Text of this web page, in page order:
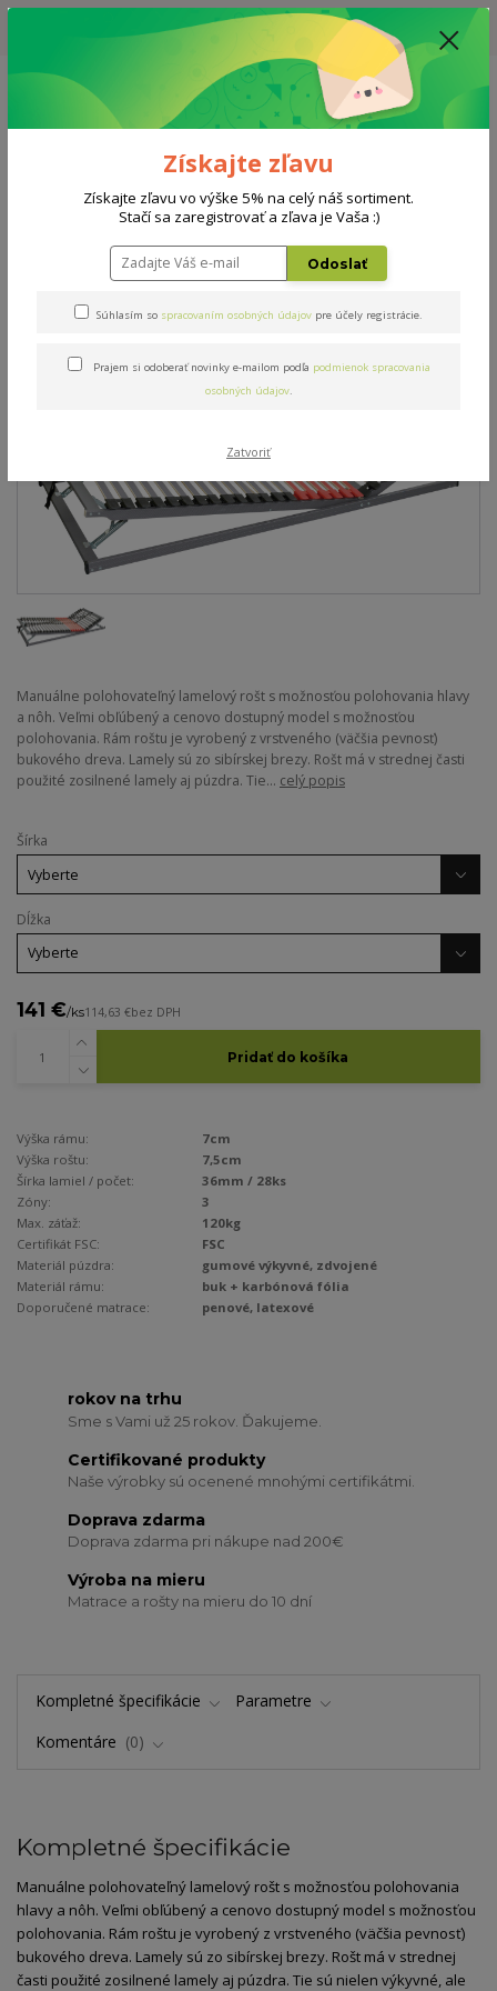
UPOZORNENIE: AKTUÁLNA DODACIA LEHOTA NA MATRACE, ROŠTY A
DOPLNKY - 10-15 PRACOVNÝCH DNÍ
0908 777 700 Po-So: 10-18 hod.
0 €
Flex expert R6
Flex expert R6
Manuálne polohovateľný lamelový rošt s možnosťou polohovania hlavy
a nôh. Veľmi obľúbený a cenovo dostupný model s možnosťou
polohovania. Rám roštu je vyrobený z vrstveného (väčšia pevnosť)
bukového dreva. Lamely sú zo sibírskej brezy. Rošt má v strednej časti
použité zosilnené lamely aj púzdra. Tie... celý popis
Šírka
Dĺžka
141 €/ks114,63 €bez DPH
Pridať do košíka
Výška rámu:
7cm
Výška roštu:
7,5cm
Šírka lamiel / počet:
36mm / 28ks
Zóny:
3
Max. záťaž:
120kg
Certifikát FSC:
FSC
Materiál púzdra:
gumové výkyvné, zdvojené
Materiál rámu:
buk + karbónová fólia
Doporučené matrace:
penové, latexové
rokov na trhu
Sme s Vami už 25 rokov. Ďakujeme.
Certifikované produkty
Naše výrobky sú ocenené mnohými certifikátmi.
Doprava zdarma
Doprava zdarma pri nákupe nad 200€
Výroba na mieru
Matrace a rošty na mieru do 10 dní
Kompletné špecifikácie
Parametre
Komentáre
0
Kompletné špecifikácie
Manuálne polohovateľný lamelový rošt s možnosťou polohovania
hlavy a nôh. Veľmi obľúbený a cenovo dostupný model s možnosťou
polohovania. Rám roštu je vyrobený z vrstveného (väčšia pevnosť)
bukového dreva. Lamely sú zo sibírskej brezy. Rošt má v strednej
časti použité zosilnené lamely aj púzdra. Tie sú nielen výkyvné, ale
Získajte zľavu
Získajte zľavu vo výške 5% na celý náš sortiment.
Stačí sa zaregistrovať a zľava je Vaša :)
Odoslať
Súhlasím so spracovaním osobných údajov pre účely registrácie.
Prajem si odoberať novinky e-mailom podľa podmienok spracovania
osobných údajov.
Zatvoriť